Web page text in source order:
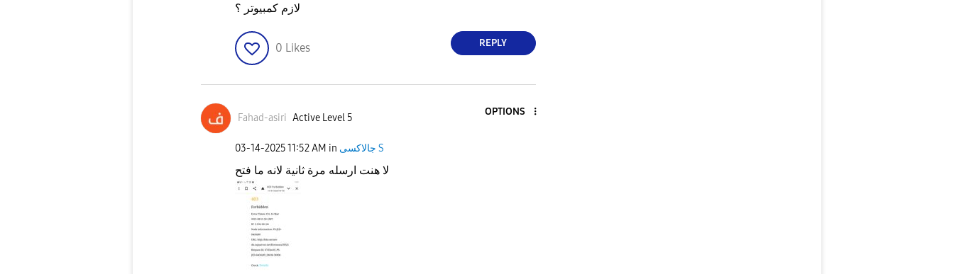
لازم كمبيوتر ؟
0 Likes REPLY
Fahad-asiri Active Level 5
OPTIONS
‎03-14-202511:52 AM in جالاكسى S
لا هنت ارسله مرة ثانية لانه ما فتح